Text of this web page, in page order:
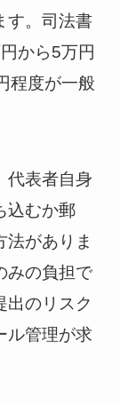
す。司法書
から5万円
程度が一般
代表者自身
込むか郵
法がありま
みの負担で
出のリスク
ル管理が求